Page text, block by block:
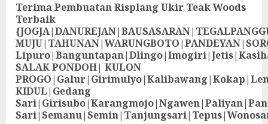
Terima Pembuatan Risplang Ukir Teak Woods
Terbaik
SALAK PONDOH| KULON
KIDUL|Gedang